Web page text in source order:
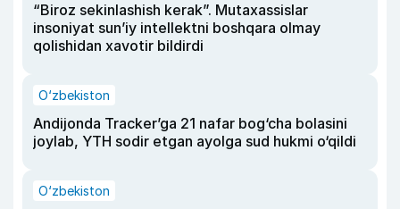
“Biroz sekinlashish kerak”. Mutaxassislar
insoniyat sun’iy intellektni boshqara olmay
qolishidan xavotir bildirdi
O‘zbekiston
Andijonda Tracker’ga 21 nafar bog‘cha bolasini
joylab, YTH sodir etgan ayolga sud hukmi o‘qildi
O‘zbekiston